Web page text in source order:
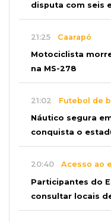
disputa com seis
21:25 Caarapó
Motociclista
na MS-278
21:02 Futebol de
Náutico segura
conquista o
20:40 Acesso ao
Participantes do
consultar locais